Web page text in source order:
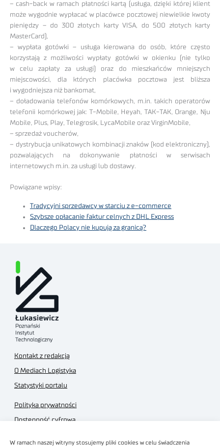
W ramach naszej witryny stosujemy pliki cookies w celu świadczenia
– cash-back w ramach płatności kartą (usługa, dzięki której klient
może wygodnie wypłacać w placówce pocztowej niewielkie kwoty
pieniędzy – do 300 złotych karty VISA, do 500 złotych karty
MasterCard),
– wypłata gotówki – usługa kierowana do osób, które często
korzystają z możliwości wypłaty gotówki w okienku (nie tylko
w celu zapłaty za usługi) oraz do mieszkańców mniejszych
miejscowości, dla których placówka pocztowa jest bliższa
i wygodniejsza niż bankomat,
– doładowania telefonów komórkowych, m.in. takich operatorów
telefonii komórkowej jak: T-Mobile, Heyah, TAK-TAK, Orange, Nju
Mobile, Plus, Play, Telegrosik, LycaMobile oraz VirginMobile,
– sprzedaż voucherów,
– dystrybucja unikatowych kombinacji znaków (kod elektroniczny),
pozwalających na dokonywanie płatności w serwisach
internetowych m.in. za usługi lub dostawy.
Powiązane wpisy:
Tradycyjni sprzedawcy w starciu z e-commerce
Szybsze opłacanie faktur celnych z DHL Express
Dlaczego Polacy nie kupują za granicą?
Kontakt z redakcją
O Mediach Logistyka
Statystyki portalu
Polityka prywatności
Dostępność cyfrowa